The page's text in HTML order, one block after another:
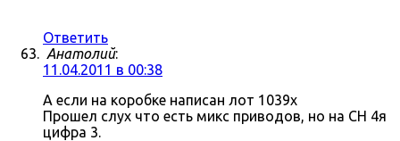
Ответить
Анатолий:
11.04.2011 в 00:38
А если на коробке написан лот 1039x
Прошел слух что есть микс приводов, но на СН 4я
цифра 3.